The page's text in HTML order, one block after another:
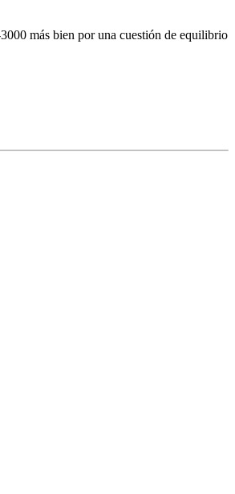
más bien por una cuestión de equilibrio